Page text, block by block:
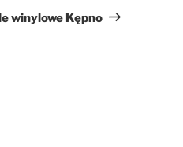
wpis
winylowe Kępno